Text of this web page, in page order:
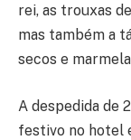
rei, as trouxas
mas também a
secos e
A despedida de
festivo no hotel